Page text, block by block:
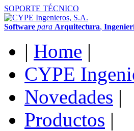
SOPORTE TÉCNICO
Software para Arquitectura,
| Home |
CYPE
Novedades |
Productos |